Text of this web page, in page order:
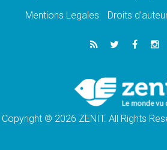
Le nonce en Ukraine: «Il
d'entendre ceux qui
05.08.2026
Léon XIV au Pérou, une
SCEAM: L'Église en
l'Assemblée ecclésiale
Addis-Abeba
Mentions Legales
Droits
Copyright © 2026 ZENIT. All Rights